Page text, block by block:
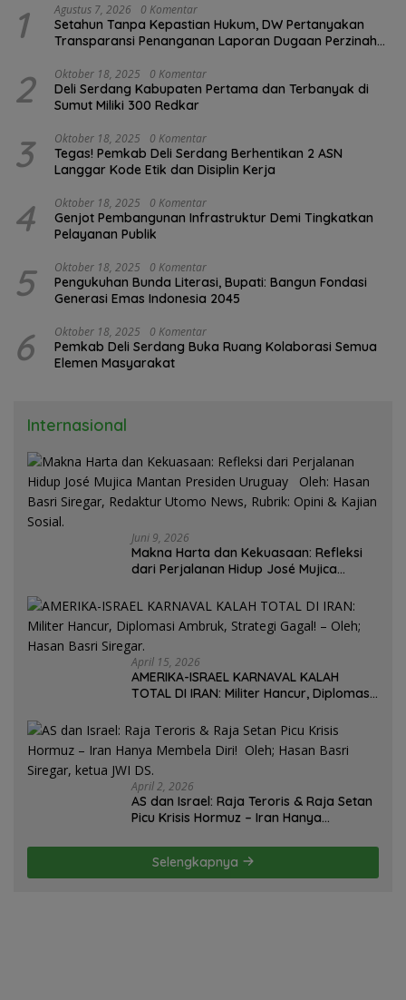
1 Agustus 7, 2026 0 Komentar
Setahun Tanpa Kepastian Hukum, DW Pertanyakan
Transparansi Penanganan Laporan Dugaan Perzinahan
2 Oktober 18, 2025 0 Komentar
Deli Serdang Kabupaten Pertama dan Terbanyak di
Sumut Miliki 300 Redkar
3 Oktober 18, 2025 0 Komentar
Tegas! Pemkab Deli Serdang Berhentikan 2 ASN
Langgar Kode Etik dan Disiplin Kerja
4 Oktober 18, 2025 0 Komentar
Genjot Pembangunan Infrastruktur Demi Tingkatkan
Pelayanan Publik
5 Oktober 18, 2025 0 Komentar
Pengukuhan Bunda Literasi, Bupati: Bangun Fondasi
Generasi Emas Indonesia 2045
6 Oktober 18, 2025 0 Komentar
Pemkab Deli Serdang Buka Ruang Kolaborasi Semua
Elemen Masyarakat
Internasional
Juni 9, 2026
Makna Harta dan Kekuasaan: Refleksi
dari Perjalanan Hidup José Mujica
Basri Siregar, Redaktur Utomo News,
Rubrik: Opini & Kajian Sosial.
April 15, 2026
AMERIKA-ISRAEL KARNAVAL KALAH
TOTAL DI IRAN: Militer Hancur, Diplomasi
Basri Siregar.
April 2, 2026
AS dan Israel: Raja Teroris & Raja Setan
Picu Krisis Hormuz – Iran Hanya
ketua JWI DS.
Selengkapnya